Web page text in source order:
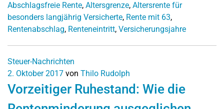
Abschlagsfreie Rente, Altersgrenze, Altersrente für
besonders langjährig Versicherte, Rente mit 63,
Rentenabschlag, Renteneintritt, Versicherungsjahre
Steuer-Nachrichten
2. Oktober 2017 von Thilo Rudolph
Vorzeitiger Ruhestand: Wie die